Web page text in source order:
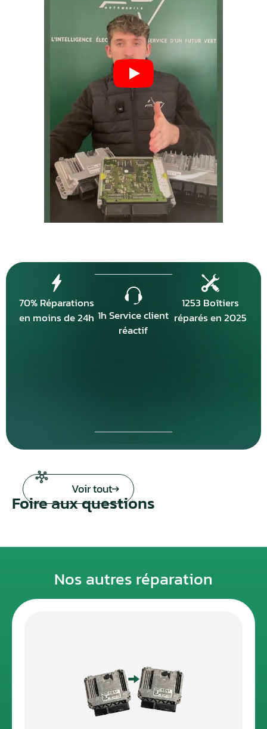
70% Réparations
en moins de 24h 1h Service client
réactif
1253 Boîtiers
réparés en 2025
Voir tout
Foire aux questions
Nos autres réparation